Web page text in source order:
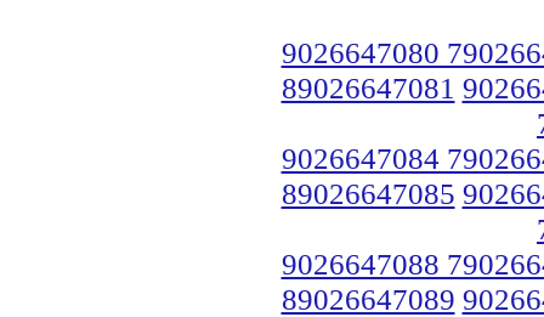
9026647080
89026647081
9026647084
89026647085
9026647088
89026647089